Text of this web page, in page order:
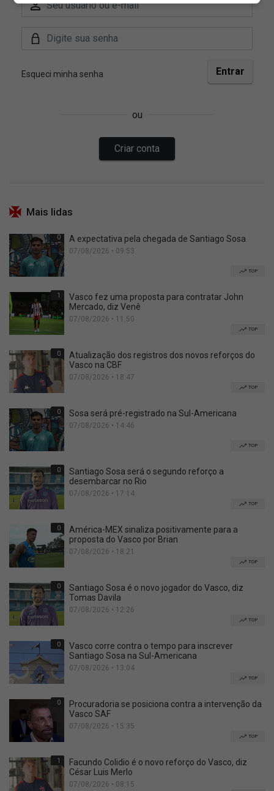
Mais lidas
0 A expectativa pela chegada de Santiago Sosa
07/08/2026 • 09:53
TOP
1
Vasco fez uma proposta para contratar John
Mercado, diz Venê
07/08/2026 • 11:50
TOP
0
Atualização dos registros dos novos reforços do
Vasco na CBF
07/08/2026 • 18:47
TOP
0 Sosa será pré-registrado na Sul-Americana
07/08/2026 • 14:46
TOP
0
Santiago Sosa será o segundo reforço a
desembarcar no Rio
07/08/2026 • 17:14
TOP
0
América-MEX sinaliza positivamente para a
proposta do Vasco por Brian
07/08/2026 • 18:21
TOP
0
Santiago Sosa é o novo jogador do Vasco, diz
Tomas Davila
07/08/2026 • 12:26
TOP
0
Vasco corre contra o tempo para inscrever
Santiago Sosa na Sul-Americana
07/08/2026 • 13:04
TOP
0
Procuradoria se posiciona contra a intervenção da
Vasco SAF
07/08/2026 • 15:35
TOP
1
Facundo Colidio é o novo reforço do Vasco, diz
César Luis Merlo
07/08/2026 • 08:15